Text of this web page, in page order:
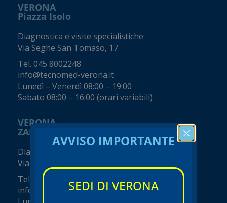
VERONA
Piazza Isolo
Diagnostica e visite specialistiche
Via Seghe San Tomaso, 17
Tel. 045 8002248
info@tecnomed-verona.it
Lunedì – Venerdì 08:00 – 19:00
Sabato 08:00 – 16:00 (orari variabili)
VERONA
ZAI - Viale del Commercio
Diagnostica e visite specialistiche
Viale del Commercio, 14 (Zai)
Tel.
045 8002248
info@tecnomed-verona.it
AVVISO IMPORTANTE
SEDI DI VERONA